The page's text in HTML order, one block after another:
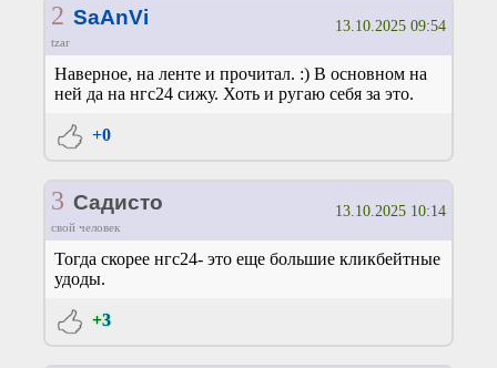
2 SaAnVi
tzar
13.10.2025 09:54
Наверное, на ленте и прочитал. :) В основном на
ней да на нгс24 сижу. Хоть и ругаю себя за это.
+0
3 Садисто
свой человек
13.10.2025 10:14
Тогда скорее нгс24- это еще большие кликбейтные
удоды.
+3